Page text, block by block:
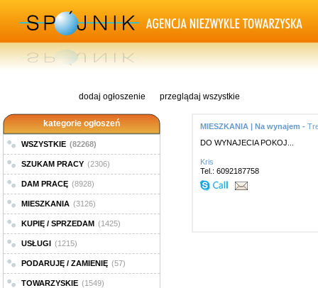
dodaj ogłoszenie przeglądaj wszystkie
kategorie ogłoszeń
WSZYSTKIE (82268)
SZUKAM PRACY (2306)
DAM PRACĘ (8928)
MIESZKANIA (3126)
KUPIĘ / SPRZEDAM (1425)
USŁUGI (1215)
PODARUJĘ / ZAMIENIĘ (57)
TOWARZYSKIE (1549)
MIESZKANIA | Na wynajem -
DO WYNAJECIA POKOJ...
Kris
Tel.: 6092187758